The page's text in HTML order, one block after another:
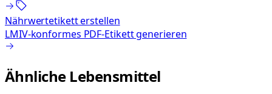
Nährwertetikett erstellen
LMIV-konformes PDF-Etikett generieren
Ähnliche Lebensmittel